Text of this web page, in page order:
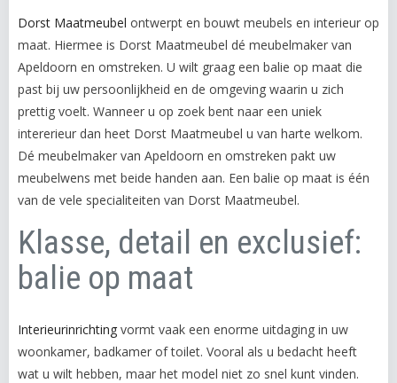
Dorst Maatmeubel ontwerpt en bouwt meubels en interieur op
maat. Hiermee is Dorst Maatmeubel dé meubelmaker van
Apeldoorn en omstreken. U wilt graag een balie op maat die
past bij uw persoonlijkheid en de omgeving waarin u zich
prettig voelt. Wanneer u op zoek bent naar een uniek
intererieur dan heet Dorst Maatmeubel u van harte welkom.
Dé meubelmaker van Apeldoorn en omstreken pakt uw
meubelwens met beide handen aan. Een balie op maat is één
van de vele specialiteiten van Dorst Maatmeubel.
Klasse, detail en exclusief:
balie op maat
Interieurinrichting vormt vaak een enorme uitdaging in uw
woonkamer, badkamer of toilet. Vooral als u bedacht heeft
wat u wilt hebben, maar het model niet zo snel kunt vinden.